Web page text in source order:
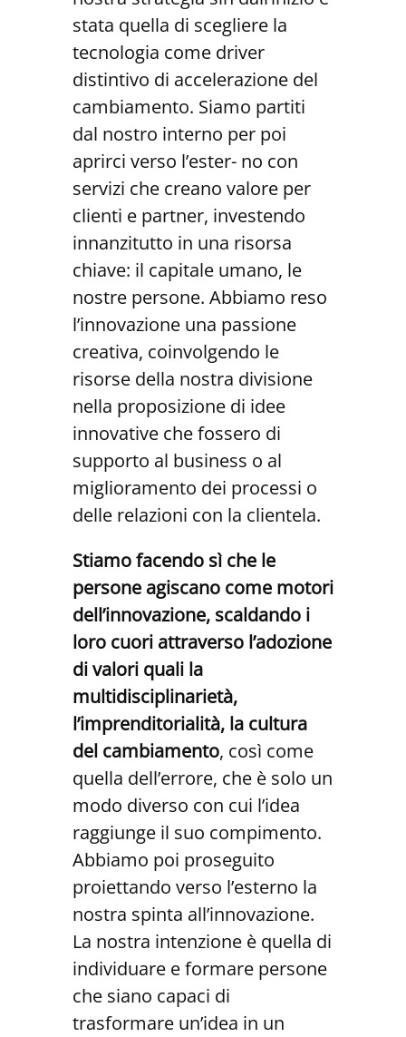
stata quella di scegliere la
tecnologia come driver
distintivo di accelerazione del
cambiamento. Siamo partiti
dal nostro interno per poi
aprirci verso l’ester- no con
servizi che creano valore per
clienti e partner, investendo
innanzitutto in una risorsa
chiave: il capitale umano, le
nostre persone. Abbiamo reso
l’innovazione una passione
creativa, coinvolgendo le
risorse della nostra divisione
nella proposizione di idee
innovative che fossero di
supporto al business o al
miglioramento dei processi o
delle relazioni con la clientela.
Stiamo facendo sì che le
persone agiscano come motori
dell’innovazione, scaldando i
loro cuori attraverso l’adozione
di valori quali la
multidisciplinarietà,
l’imprenditorialità, la cultura
del cambiamento, così come
quella dell’errore, che è solo un
modo diverso con cui l’idea
raggiunge il suo compimento.
Abbiamo poi proseguito
proiettando verso l’esterno la
nostra spinta all’innovazione.
La nostra intenzione è quella di
individuare e formare persone
che siano capaci di
trasformare un’idea in un